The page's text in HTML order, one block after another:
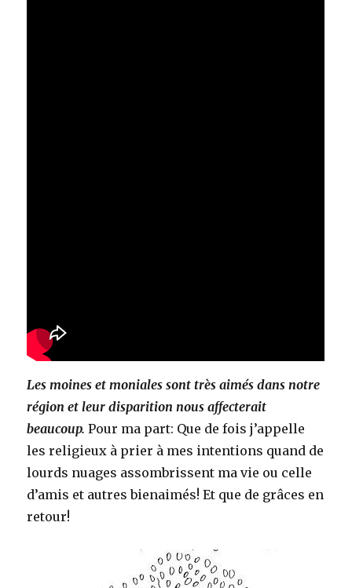
Les moines et moniales sont très aimés dans notre
région et leur disparition nous affecterait
beaucoup.Pour ma part: Que de fois j’appelle
les religieux à prier à mes intentions quand de
lourds nuages assombrissent ma vie ou celle
d’amis et autres bienaimés! Et que de grâces en
retour!